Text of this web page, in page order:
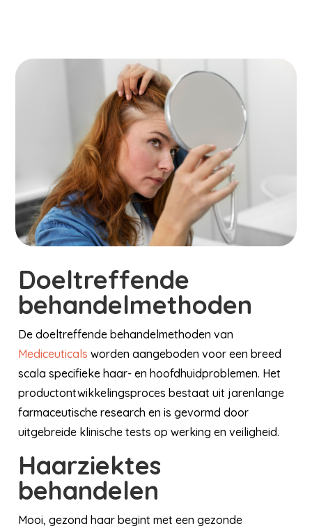
Doeltreffende
behandelmethoden
De doeltreffende behandelmethoden van
Mediceuticals worden aangeboden voor een breed
scala specifieke haar- en hoofdhuidproblemen. Het
productontwikkelingsproces bestaat uit jarenlange
farmaceutische research en is gevormd door
uitgebreide klinische tests op werking en veiligheid.
Haarziektes
behandelen
Mooi, gezond haar begint met een gezonde